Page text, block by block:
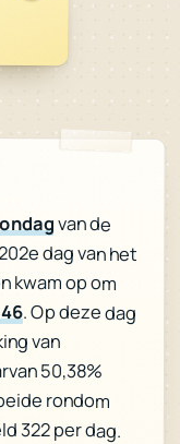
van de
dag van het
kwam op om
. Op deze dag
van
50,38%
rondom
322 per dag.